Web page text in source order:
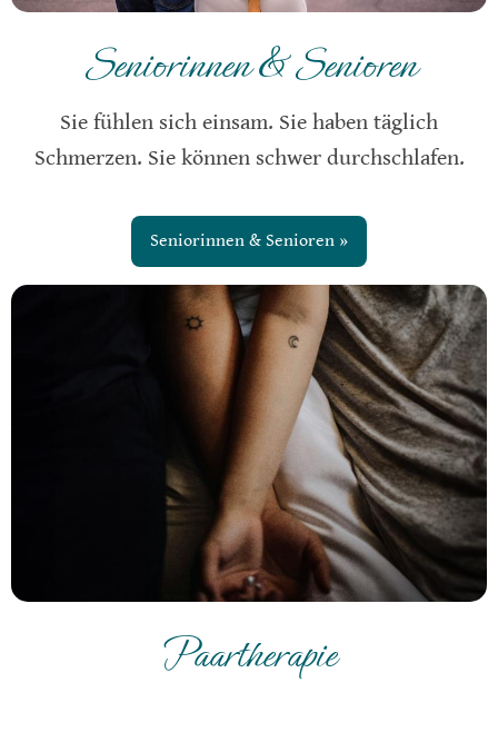
Seniorinnen & Senioren
Sie fühlen sich einsam. Sie haben täglich
Schmerzen. Sie können schwer durchschlafen.
Seniorinnen & Senioren »
Paartherapie